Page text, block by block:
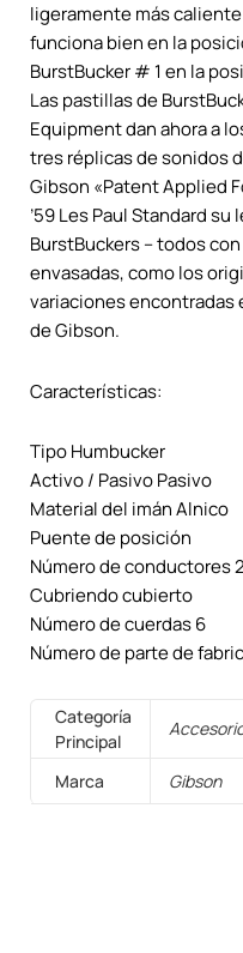
ligeramente más
funciona bien en la
BurstBucker # 1 en la
Las pastillas de
Equipment dan ahora a
tres réplicas de sonidos
Gibson «Patent Applied
’59 Les Paul Standard
BurstBuckers – todos
envasadas, como los
variaciones
de Gibson.
Características:
Tipo Humbucker
Activo / Pasivo Pasivo
Material del imán Alnico
Puente de posición
Número de conductores 2
Cubriendo cubierto
Número de cuerdas 6
Número de parte de
Categoría
Principal
Marca Gibson